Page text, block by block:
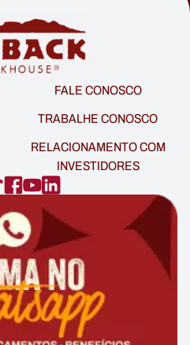
FALE CONOSCO
TRABALHE CONOSCO
RELACIONAMENTO COM
INVESTIDORES